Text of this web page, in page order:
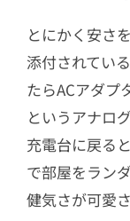
とにかく安さ
添付されてい
たらACアダプ
というアナロ
充電台に戻る
で部屋をラン
健気さが可愛